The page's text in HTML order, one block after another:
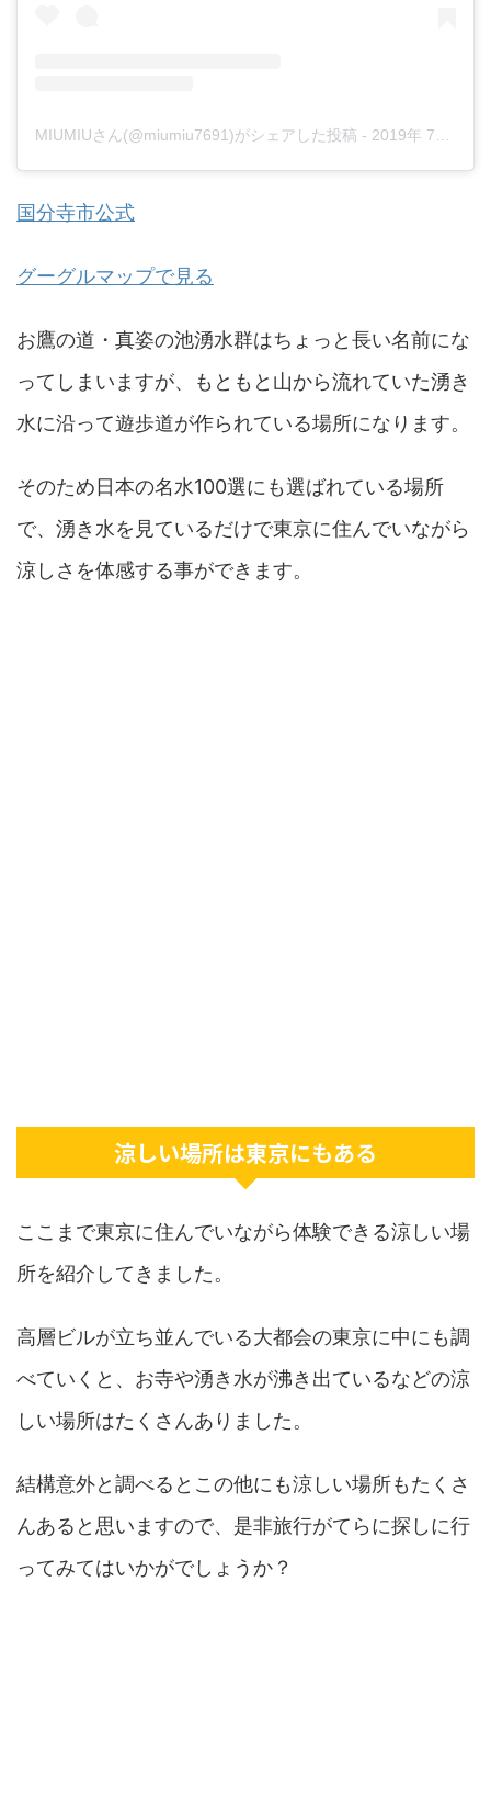
MIUMIUさん(@miumiu7691)がシェアした投稿 - 2019年 7月月28日午前5時53分PDT
国分寺市公式
グーグルマップで見る
お鷹の道・真姿の池湧水群はちょっと長い名前にな
ってしまいますが、もともと山から流れていた湧き
水に沿って遊歩道が作られている場所になります。
そのため日本の名水100選にも選ばれている場所
で、湧き水を見ているだけで東京に住んでいながら
涼しさを体感する事ができます。
涼しい場所は東京にもある
ここまで東京に住んでいながら体験できる涼しい場
所を紹介してきました。
高層ビルが立ち並んでいる大都会の東京に中にも調
べていくと、お寺や湧き水が沸き出ているなどの涼
しい場所はたくさんありました。
結構意外と調べるとこの他にも涼しい場所もたくさ
んあると思いますので、是非旅行がてらに探しに行
ってみてはいかがでしょうか？